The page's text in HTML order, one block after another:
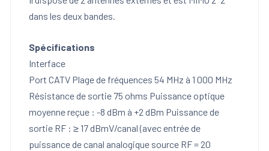
dans les deux bandes.
Spécifications
Interface
Port CATV Plage de fréquences 54 MHz à 1 000 MHz
Résistance de sortie 75 ohms Puissance optique
moyenne reçue : -8 dBm à +2 dBm Puissance de
sortie RF : ≥ 17 dBmV/canal (avec entrée de
puissance de canal analogique source RF = 20